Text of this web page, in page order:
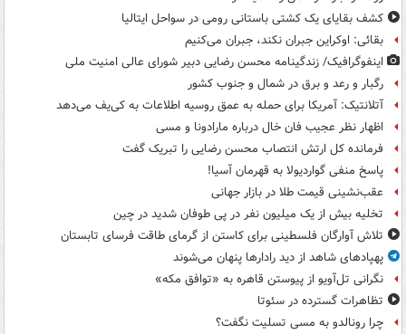
کشف بقایای یک کشتی باستانی رومی در سواحل ایتالیا
بقائی: اوکراین جبران نکند، جبران می‌کنیم
اینفوگرافیک/ زندگینامه محسن رضایی دبیر شورای عالی امنیت‌ ملی
رگبار و رعد و برق در شمال و جنوب کشور
آتلانتیک: آمریکا برای حمله به عمق روسیه اطلاعات به کی‌یف می‌دهد
اظهار نظر عجیب فان خال درباره مارادونا و مسی
فرمانده کل ارتش انتصاب محسن رضایی را تبریک گفت
پاسخ منفی گواردیولا به قهرمان آسیا!
عقب‌نشینی قیمت طلا در بازار جهانی
تخلیه بیش از یک میلیون نفر در پی طوفان شدید در چین
تلاش آوارگان فلسطینی برای کاستن از گرمای طاقت فرسای تابستان
پهپادهای شاهد از دید رادارها پنهان می‌شوند
نگرانی تل‌آویو از پیوستن قاهره به «توافق مکه»
تظاهرات گسترده در سئوتا
چرا رونالدو به مسی تسلیت نگفت؟